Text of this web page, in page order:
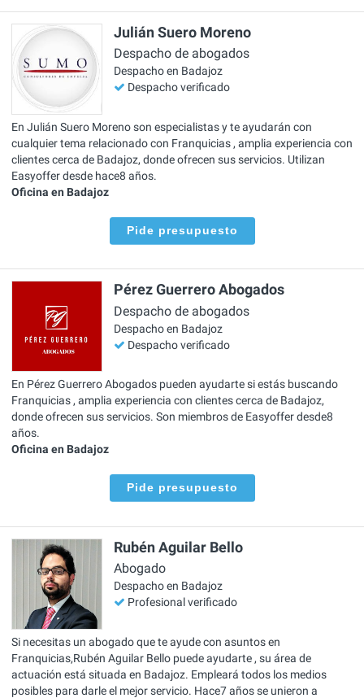
Julián Suero Moreno
Despacho de abogados
Despacho en Badajoz
Despacho verificado
En Julián Suero Moreno son especialistas y te ayudarán con
cualquier tema relacionado con Franquicias , amplia experiencia con
clientes cerca de Badajoz, donde ofrecen sus servicios. Utilizan
Easyoffer desde hace8 años.
Oficina en Badajoz
Pide presupuesto
Pérez Guerrero Abogados
Despacho de abogados
Despacho en Badajoz
Despacho verificado
En Pérez Guerrero Abogados pueden ayudarte si estás buscando
Franquicias , amplia experiencia con clientes cerca de Badajoz,
donde ofrecen sus servicios. Son miembros de Easyoffer desde8
años.
Oficina en Badajoz
Pide presupuesto
Rubén Aguilar Bello
Abogado
Despacho en Badajoz
Profesional verificado
Si necesitas un abogado que te ayude con asuntos en
Franquicias,Rubén Aguilar Bello puede ayudarte , su área de
actuación está situada en Badajoz. Empleará todos los medios
posibles para darle el mejor servicio. Hace7 años se unieron a